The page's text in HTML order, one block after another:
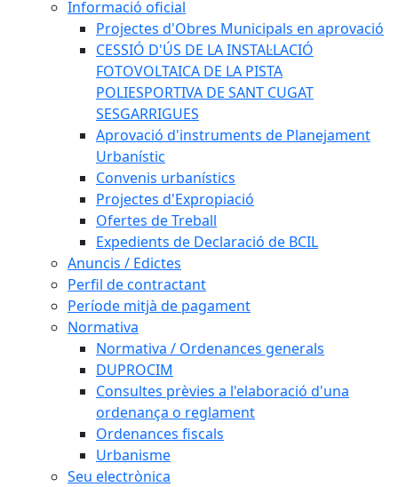
Informació oficial
Projectes d'Obres Municipals en aprovació
CESSIÓ D'ÚS DE LA INSTAL·LACIÓ
FOTOVOLTAICA DE LA PISTA
POLIESPORTIVA DE SANT CUGAT
SESGARRIGUES
Aprovació d'instruments de Planejament
Urbanístic
Convenis urbanístics
Projectes d'Expropiació
Ofertes de Treball
Expedients de Declaració de BCIL
Anuncis / Edictes
Perfil de contractant
Període mitjà de pagament
Normativa
Normativa / Ordenances generals
DUPROCIM
Consultes prèvies a l'elaboració d'una
ordenança o reglament
Ordenances fiscals
Urbanisme
Seu electrònica